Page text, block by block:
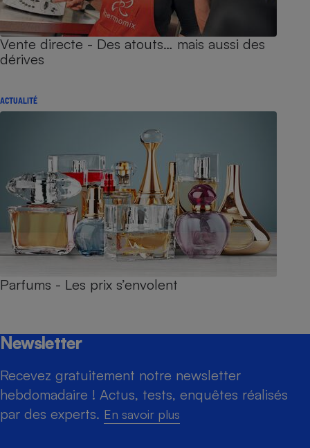
Vente directe - Des atouts… mais aussi des
dérives
ACTUALITÉ
Parfums - Les prix s’envolent
Newsletter
Recevez gratuitement notre newsletter
hebdomadaire ! Actus, tests, enquêtes réalisés
par des experts. En savoir plus